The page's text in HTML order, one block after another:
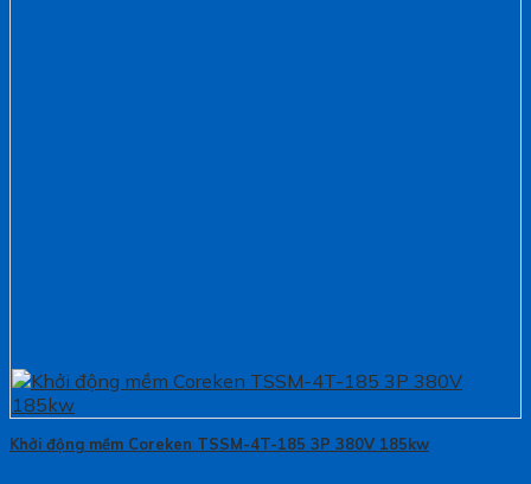
Khởi động mềm Coreken TSSM-4T-185 3P 380V 185kw